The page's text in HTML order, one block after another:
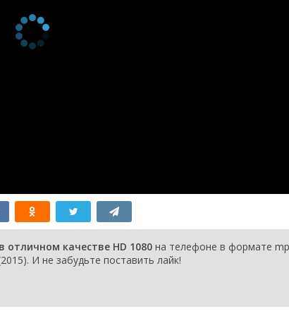
качестве HD 1080 на телефоне в формате
И не забудьте поставить лайк!